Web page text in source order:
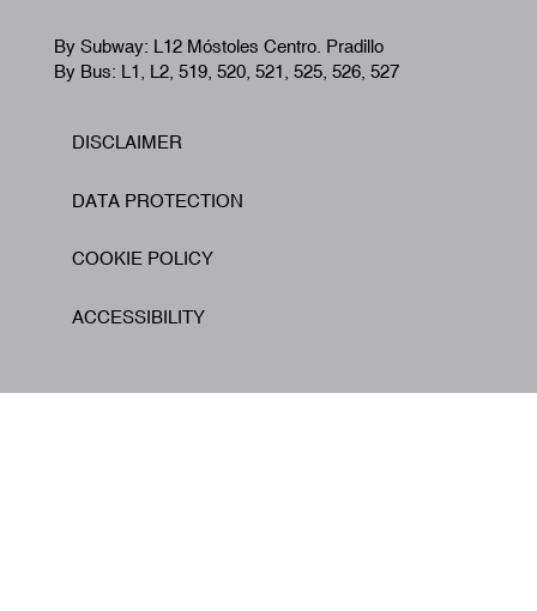
By Subway: L12 Móstoles Centro. Pradillo
By Bus: L1, L2, 519, 520, 521, 525, 526, 527
Footer
DISCLAIMER
DATA PROTECTION
COOKIE POLICY
ACCESSIBILITY